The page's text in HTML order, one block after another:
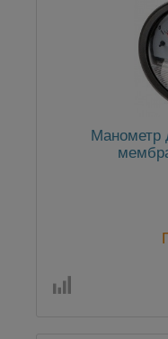
Манометр